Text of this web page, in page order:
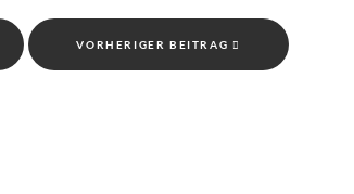
VORHERIGER BEITRAG